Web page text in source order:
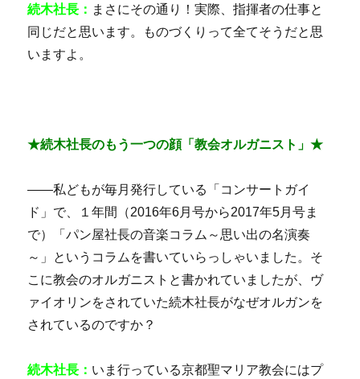
続木社長： まさにその通り！実際、指揮者の仕事と
同じだと思います。ものづくりって全てそうだと思
いますよ。
★続木社長のもう一つの顔「教会オルガニスト」★
――私どもが毎月発行している「コンサートガイ
ド」で、１年間（2016年6月号から2017年5月号ま
で）「パン屋社長の音楽コラム～思い出の名演奏
～」というコラムを書いていらっしゃいました。そ
こに教会のオルガニストと書かれていましたが、ヴ
ァイオリンをされていた続木社長がなぜオルガンを
されているのですか？
続木社長： いま行っている京都聖マリア教会にはプ